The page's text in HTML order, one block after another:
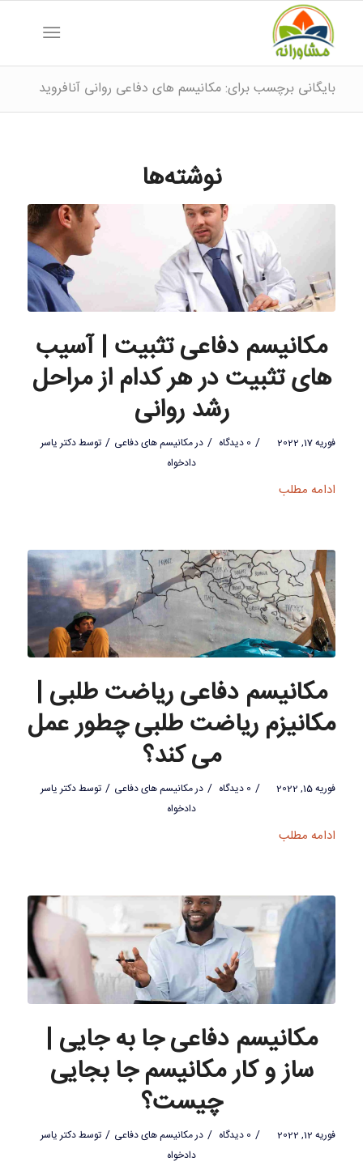
بایگانی برچسب برای: مکانیسم های دفاعی روانی آنافروید
نوشته‌ها
مکانیسم دفاعی تثبیت | آسیب
های تثبیت در هر کدام از مراحل
رشد روانی
فوریه 17, 2022 / 0 دیدگاه / درمکانیسم های دفاعی / توسطدکتر یاسر
دادخواه
ادامه مطلب
مکانیسم دفاعی ریاضت طلبی |
مکانیزم ریاضت طلبی چطور عمل
می کند؟
فوریه 15, 2022 / 0 دیدگاه / درمکانیسم های دفاعی / توسطدکتر یاسر
دادخواه
ادامه مطلب
مکانیسم دفاعی جا به جایی |
ساز و کار مکانیسم جا بجایی
چیست؟
فوریه 12, 2022 / 0 دیدگاه / درمکانیسم های دفاعی / توسطدکتر یاسر
دادخواه